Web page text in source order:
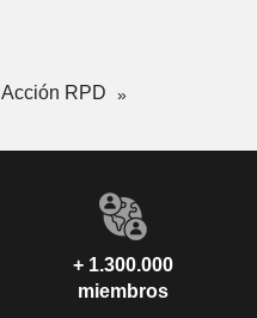
Acción RPD
+ 1.300.000
miembros